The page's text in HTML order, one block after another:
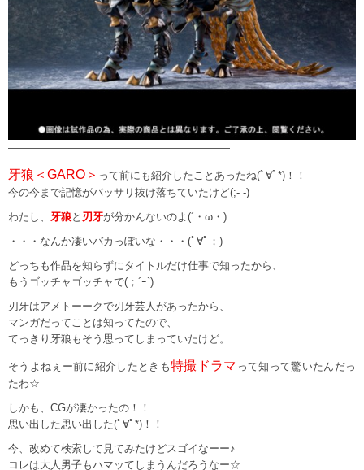
—————————————————————
牙狼＜GARO＞ って前にも紹介したことあったね(ﾟ∀ﾟ*)！！
今の今まで記憶がバッサリ抜け落ちていたけど(;- -)
わたし、 牙狼と 刃牙が分かんないのよ(´・ω・)
・・・なんか凄いバカっぽいな・・・(ﾟ∀ﾟ；)
どっちも作品を知らずにタイトルだけ仕事で知ったから、
もうゴッチャゴッチャで(；´ｰ`)
刃牙はアメトーークで刃牙芸人があったから、
マンガだってことは知ってたので、
てっきり牙狼もそう思ってしまっていたけど。
そうよねぇー前に紹介したときも特撮ドラマ って知って驚いたんだっ
たわ☆
しかも、CGが凄かったの！！
思い出した思い出した(ﾟ∀ﾟ*)！！
今、改めて検索して見てみたけどスゴイなーー♪
コレは大人男子もハマッてしまうんだろうなー☆